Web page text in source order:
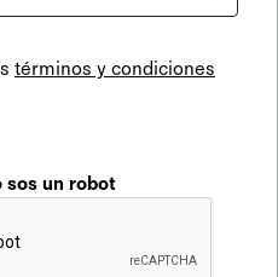
términos y condiciones
sos un robot